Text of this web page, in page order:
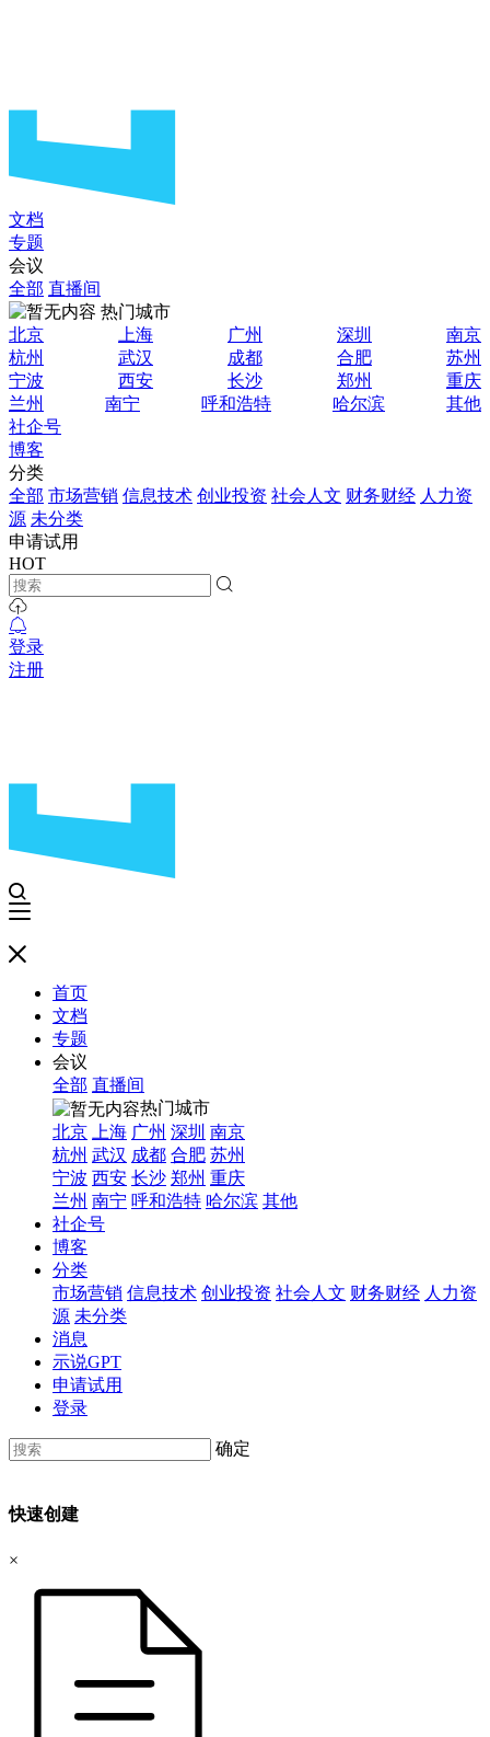
文档
专题
会议
全部 直播间
热门城市
北京
上海 广州 深圳
南京
杭州
武汉 成都 合肥
苏州
宁波
西安 长沙 郑州
重庆
兰州
南宁 呼和浩特 哈尔滨
其他
社企号
博客
分类
全部 市场营销 信息技术 创业投资 社会人文 财务财经 人力资
源 未分类
申请试用
HOT
登录
注册
首页
文档
专题
会议
全部 直播间
热门城市
北京
上海 广州 深圳 南京
杭州 武汉 成都 合肥 苏州
宁波 西安 长沙 郑州 重庆
兰州 南宁 呼和浩特 哈尔滨 其他
社企号
博客
分类
市场营销 信息技术 创业投资 社会人文 财务财经 人力资
源 未分类
消息
示说GPT
申请试用
登录
确定
快速创建
×